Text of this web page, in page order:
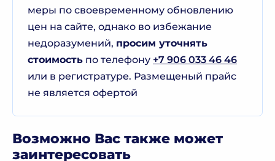
меры по своевременному обновлению
цен на сайте, однако во избежание
недоразумений, просим уточнять
стоимость по телефону +7 906 033 46 46
или в регистратуре. Размещеный прайс
не является офертой
Возможно Вас также может
заинтересовать